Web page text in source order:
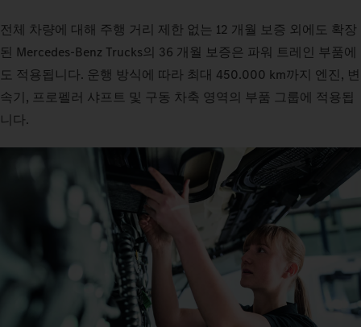
전체 차량에 대해 주행 거리 제한 없는 12 개월 보증 외에도 확장
된 Mercedes‑Benz Trucks의 36 개월 보증은 파워 트레인 부품에
도 적용됩니다. 운행 방식에 따라 최대 450.000 km까지 엔진, 변
속기, 프로펠러 샤프트 및 구동 차축 영역의 부품 그룹에 적용됩
니다.